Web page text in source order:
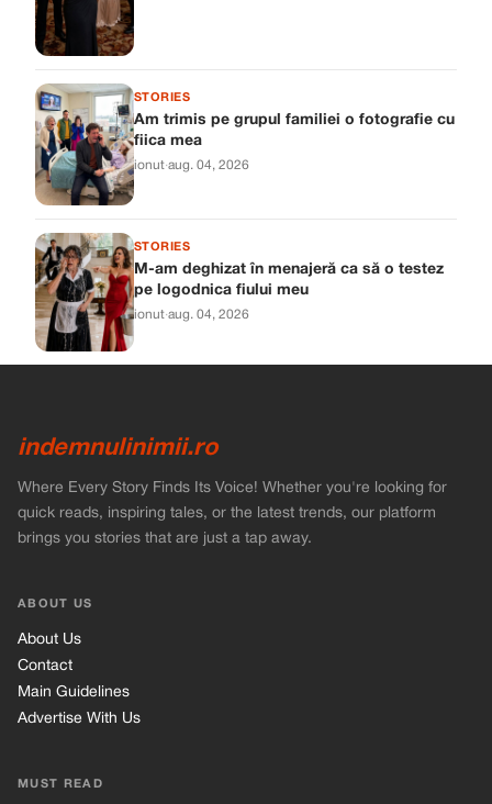
STORIES
Am trimis pe grupul familiei o fotografie cu
fiica mea
ionut·aug. 04, 2026
STORIES
M-am deghizat în menajeră ca să o testez
pe logodnica fiului meu
ionut·aug. 04, 2026
indemnulinimii.ro
Where Every Story Finds Its Voice! Whether you're looking for
quick reads, inspiring tales, or the latest trends, our platform
brings you stories that are just a tap away.
ABOUT US
About Us
Contact
Main Guidelines
Advertise With Us
MUST READ